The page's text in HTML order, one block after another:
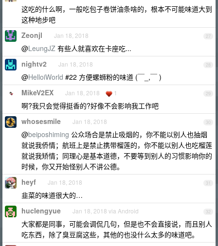
这吃的什么啊，一般吃包子卷饼油条啥的，根本不可能味道大到
这种地步吧
27
Zeonjl Jan 18, 2018
@LeungJZ 有些人就喜欢在卡座吃...
28
nightv2 Jan 18, 2018
@HelloiWorld #22 方便螺蛳粉的味道 (￣_,￣ )
29
MikeV2EX Jan 18, 2018 1
啊?我只会觉得挺香的?好像不会影响我工作吧
30
whosesmile Jan 18, 2018
@beiposhiming 公众场合是禁止吸烟的，你不能以别人也抽烟
就说我侨情；航班上是禁止携带榴莲的，你不能以别人也吃榴莲
就说我矫情；同理心是基本道德，不要等到别人的习惯影响你的
时候，你又开始怪别人不讲公德。
31
heyf Jan 18, 2018
韭菜的味道很大的…
32
huclengyue Jan 18, 2018 via Android
大家都是同事，可能会调侃几句，但是也不会直接说，而且别人
吃东西，除了臭豆腐这些，其他的也没什么太多的味道吧。